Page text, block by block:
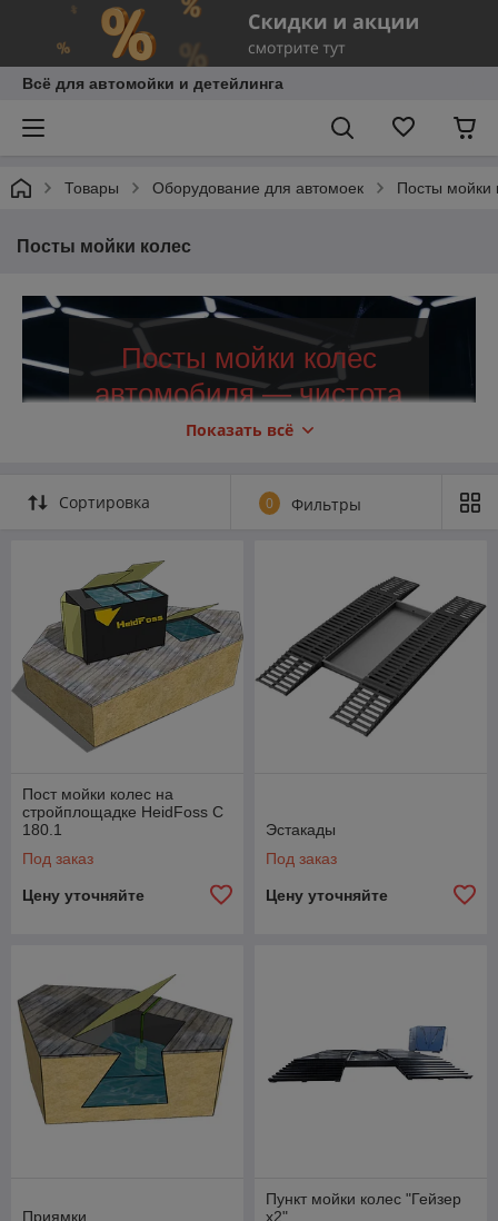
Всё для автомойки и детейлинга
Товары Оборудование для автомоек Посты мойки
Посты мойки колес
Посты мойки колес
автомобиля — чистота
и порядок
и спецтехники с системой
Эффективная очистка колес без лишнего
расхода воды и вреда экологии.
Поставляются в полной заводской
готовности, не требуют дооснащения,
рассчитаны на работу до −5 °C, проходят
заводские испытания и имеют
специалистов. Доставка по всей Беларуси.
Изучить ассортимент
Показать всё
Сортировка 0 Фильтры
Пост мойки колес на
стройплощадке HeidFoss C
180.1
Под заказ
Цену уточняйте
Эстакады
Под заказ
Цену уточняйте
Приямки
Пункт мойки колес "Гейзер
х2"